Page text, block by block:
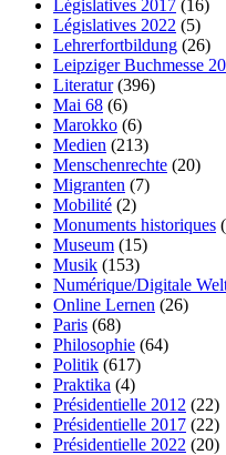
Législatives 2017 (16)
Législatives 2022 (5)
Lehrerfortbildung (26)
Leipziger Buchmesse
Literatur(396)
Mai 68 (6)
Marokko (6)
Medien (213)
Menschenrechte (20)
Migranten (7)
Mobilité (2)
Monuments historiques
Museum (15)
Musik (153)
Numérique/Digitale
Online Lernen (26)
Paris (68)
Philosophie (64)
Politik (617)
Praktika (4)
Présidentielle 2012 (22)
Présidentielle 2017 (22)
Présidentielle 2022 (20)